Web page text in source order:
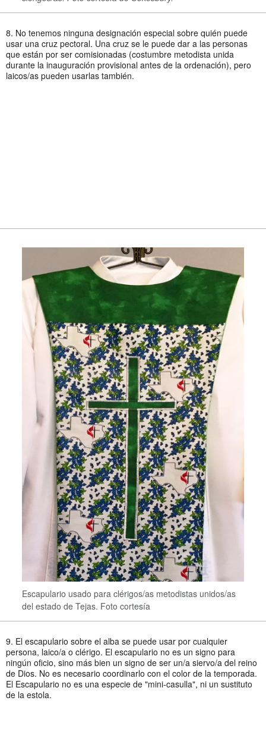
8. No tenemos ninguna designación especial sobre quién puede
usar una cruz pectoral. Una cruz se le puede dar a las personas
que están por ser comisionadas (costumbre metodista unida
durante la inauguración provisional antes de la ordenación), pero
laicos/as pueden usarlas también.
Escapulario usado para clérigos/as metodistas unidos/as
del estado de Tejas. Foto cortesía
9. El escapulario sobre el alba se puede usar por cualquier
persona, laico/a o clérigo. El escapulario no es un signo para
ningún oficio, sino más bien un signo de ser un/a siervo/a del reino
de Dios. No es necesario coordinarlo con el color de la temporada.
El Escapulario no es una especie de "mini-casulla", ni un sustituto
de la estola.